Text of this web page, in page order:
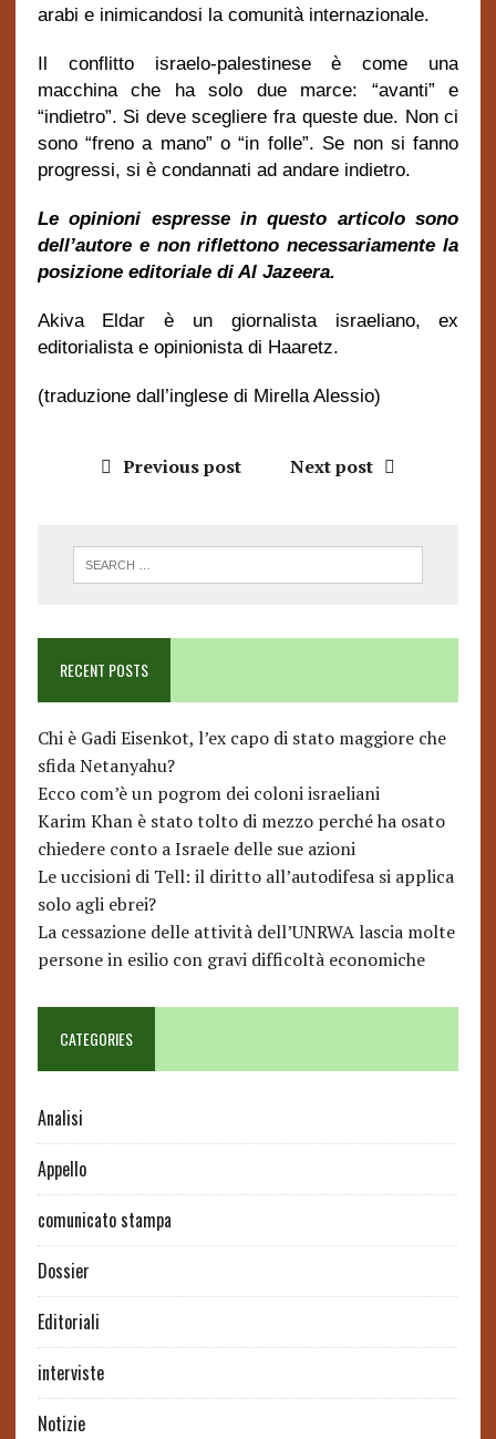
arabi e inimicandosi la comunità internazionale.
Il conflitto israelo-palestinese è come una
macchina che ha solo due marce: “avanti” e
“indietro”. Si deve scegliere fra queste due. Non ci
sono “freno a mano” o “in folle”. Se non si fanno
progressi, si è condannati ad andare indietro.
Le opinioni espresse in questo articolo sono
dell’autore e non riflettono necessariamente la
posizione editoriale di Al Jazeera.
Akiva Eldar è un giornalista israeliano, ex
editorialista e opinionista di Haaretz.
(traduzione dall’inglese di Mirella Alessio)
Previous post Next post
RECENT POSTS
Chi è Gadi Eisenkot, l’ex capo di stato maggiore che
sfida Netanyahu?
Ecco com’è un pogrom dei coloni israeliani
Karim Khan è stato tolto di mezzo perché ha osato
chiedere conto a Israele delle sue azioni
Le uccisioni di Tell: il diritto all’autodifesa si applica
solo agli ebrei?
La cessazione delle attività dell’UNRWA lascia molte
persone in esilio con gravi difficoltà economiche
CATEGORIES
Analisi
Appello
comunicato stampa
Dossier
Editoriali
interviste
Notizie